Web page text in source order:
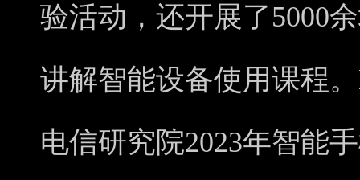
验活动，还开展了5000
讲解智能设备使用课程
电信研究院2023年智能